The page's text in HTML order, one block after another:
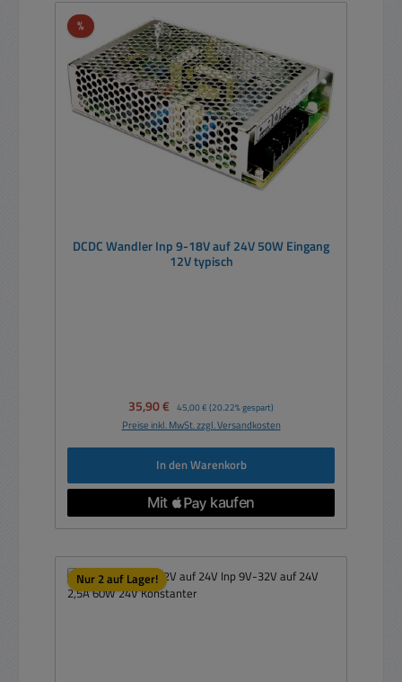
%Rabatt
DCDC Wandler Inp 9-18V auf 24V 50W Eingang
12V typisch
Verkaufspreis:
35,90 € Regulärer Preis:
45,00 € (20.22% gespart)
Preise inkl. MwSt. zzgl. Versandkosten
In den Warenkorb
Nur 2 auf Lager!